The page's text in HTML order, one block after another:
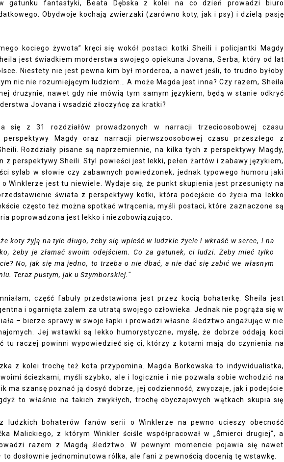
gatunku fantastyki, Beata Dębska z kolei na co dzień prowadzi biuro
Obydwoje kochają zwierzaki (zarówno koty, jak i psy) i dzielą pasję
kociego żywota” kręci się wokół postaci kotki Sheili i policjantki Magdy
jest świadkiem morderstwa swojego opiekuna Jovana, Serba, który od lat
Niestety nie jest pewna kim był morderca, a nawet jeśli, to trudno byłoby
nic nie rozumiejącym ludziom… A może Magda jest inna? Czy razem, Sheila
drużynie, nawet gdy nie mówią tym samym językiem, będą w stanie odkryć
Jovana i wsadzić złoczyńcę za kratki?
się z 31 rozdziałów prowadzonych w narracji trzecioosobowej czasu
perspektywy Magdy oraz narracji pierwszoosobowej czasu przeszłego z
Rozdziały pisane są naprzemiennie, na kilka tych z perspektywy Magdy,
z perspektywy Sheili. Styl powieści jest lekki, pełen żartów i zabawy językiem,
sylab w słowie czy zabawnych powiedzonek, jednak typowego humoru jaki
Winklerze jest tu niewiele. Wydaje się, że punkt skupienia jest przesunięty na
świata z perspektywy kotki, która podejście do życia ma lekko
często też można spotkać wtrącenia, myśli postaci, które zaznaczone są
poprowadzona jest lekko i niezobowiązująco.
koty żyją na tyle długo, żeby się wpleść w ludzkie życie i wkraść w serce, i na
żeby je złamać swoim odejściem. Co za gatunek, ci ludzi. Żeby mieć tylko
No, jak się ma jedno, to trzeba o nie dbać, a nie dać się zabić we własnym
Teraz pustym, jak u Szymborskiej.”
część fabuły przedstawiona jest przez kocią bohaterkę. Sheila jest
i ogarnięta żalem za utratą swojego człowieka. Jednak nie pogrąża się w
– bierze sprawy w swoje łapki i prowadzi własne śledztwo angażując w nie
Jej wstawki są lekko humorystyczne, myślę, że dobrze oddają koci
tu raczej powinni wypowiedzieć się ci, którzy z kotami mają do czynienia na
z kolei trochę też kota przypomina. Magda Borkowska to indywidualistka,
ścieżkami, myśli szybko, ale i logicznie i nie pozwala sobie wchodzić na
ma szansę poznać ją dosyć dobrze, jej codzienność, zwyczaje, jak i podejście
to właśnie na takich zwykłych, trochę obyczajowych wątkach skupia się
ludzkich bohaterów fanów serii o Winklerze na pewno ucieszy obecność
Malickiego, z którym Winkler ściśle współpracował w „Śmierci drugiej”, a
razem z Magdą śledztwo. W pewnym momencie pojawia się nawet
to dosłownie jednominutowa rólka, ale fani z pewnością docenią tę wstawkę.